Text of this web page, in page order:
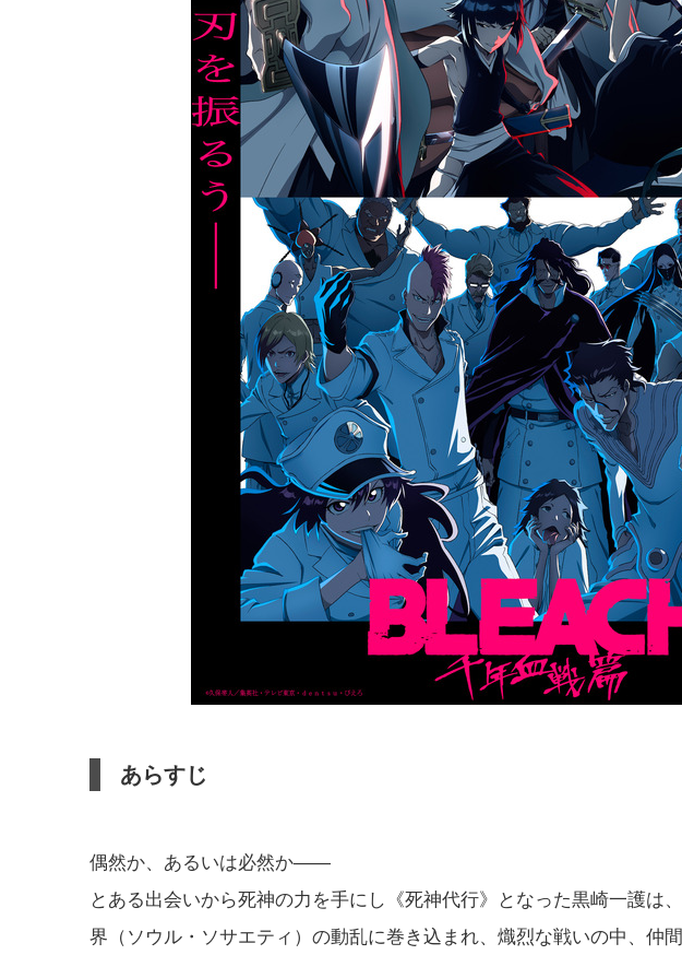
あらすじ
偶然か、あるいは必然か――
とある出会いから死神の力を手にし《死神代行》となった黒崎一護は
界（ソウル・ソサエティ）の動乱に巻き込まれ、熾烈な戦いの中、仲